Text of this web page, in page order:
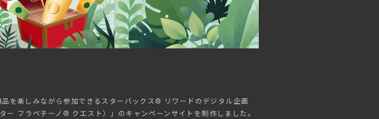
を楽しみながら参加できるスターバックス® リワードのデジタル企画
フラペチーノ® クエスト）」のキャンペーンサイトを制作しました。